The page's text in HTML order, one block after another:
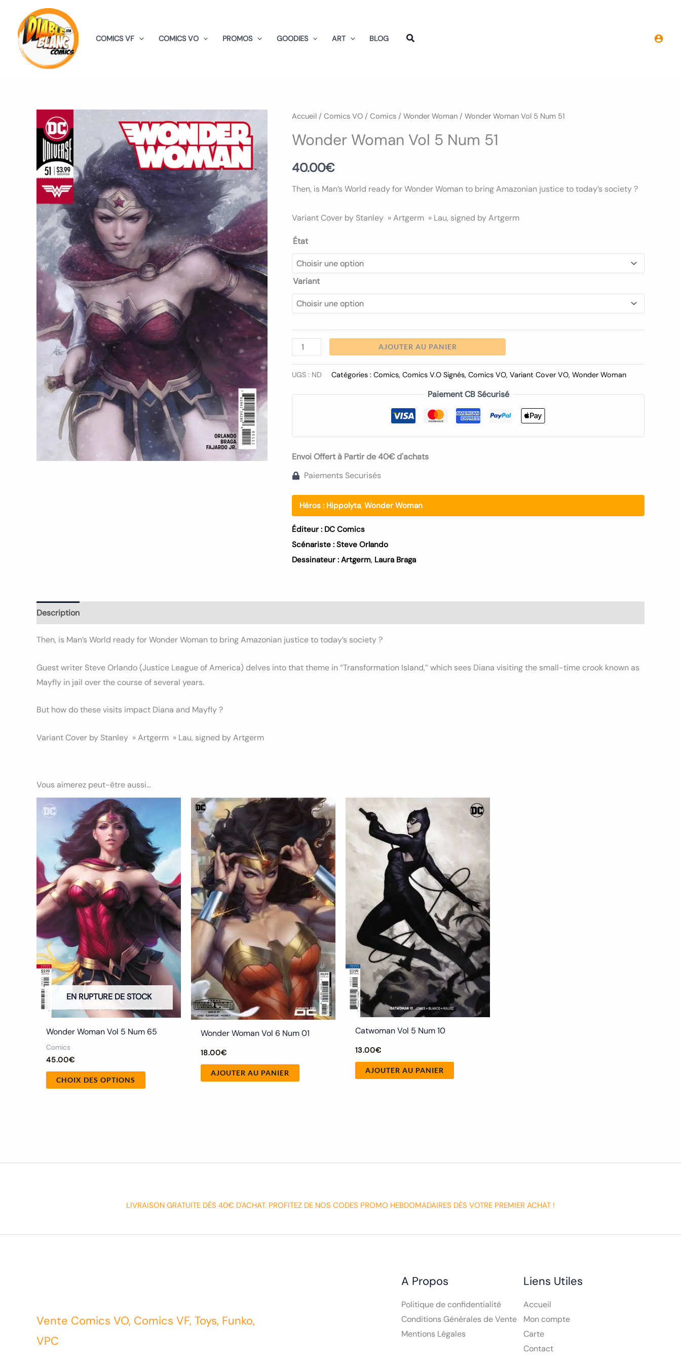
contenu
COMICS VF COMICS VO PROMOS GOODIES ART BLOG
Accueil / Comics VO / Comics / Wonder Woman / Wonder Woman Vol 5 Num 51
Wonder Woman Vol 5 Num 51
40.00€
Then, is Man’s World ready for Wonder Woman to bring Amazonian justice to today’s society ?
Variant Cover by Stanley » Artgerm » Lau, signed by Artgerm
État
Variant
quantité
Wonder
Woman
Vol
5
51
AJOUTER AU PANIER
UGS : ND Catégories : Comics, Comics V.O Signés, Comics VO, Variant Cover VO, Wonder Woman
Paiement CB Sécurisé
Envoi Offert à Partir de 40€ d'achats
Paiements Securisés
Héros : Hippolyta, Wonder Woman
Éditeur : DC Comics
Scénariste : Steve Orlando
Dessinateur : Artgerm, Laura Braga
Description
Then, is Man’s World ready for Wonder Woman to bring Amazonian justice to today’s society ?
Guest writer Steve Orlando (Justice League of America) delves into that theme in “Transformation Island,” which sees Diana visiting the small-time crook known as
Mayfly in jail over the course of several years.
But how do these visits impact Diana and Mayfly ?
Variant Cover by Stanley » Artgerm » Lau, signed by Artgerm
Vous aimerez peut-être aussi…
EN RUPTURE DE STOCK
Wonder Woman Vol 5 Num 65
Comics
45.00€
CHOIX DES OPTIONS
a
plusieurs
variations.
Les
options
peuvent
être
choisies
sur
la
page
du
produit
Wonder Woman Vol 6 Num 01
18.00€
AJOUTER AU PANIER
Catwoman Vol 5 Num 10
13.00€
AJOUTER AU PANIER
LIVRAISON GRATUITE DÈS 40€ D'ACHAT. PROFITEZ DE NOS CODES PROMO HEBDOMADAIRES DÈS VOTRE PREMIER ACHAT !
Vente Comics VO, Comics VF, Toys, Funko,
VPC
A Propos
Politique de confidentialité
Conditions Générales de Vente
Mentions Légales
Liens Utiles
Accueil
Mon compte
Carte
Contact